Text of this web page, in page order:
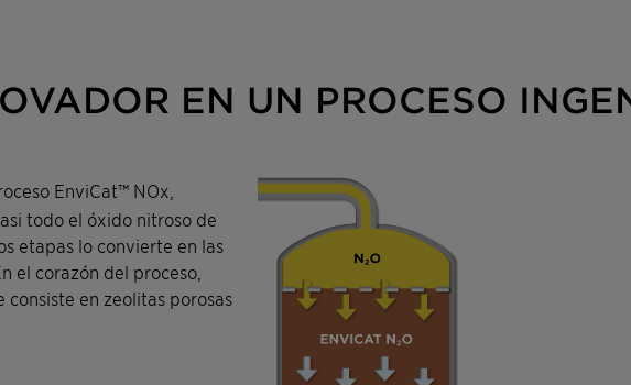
EN UN PROCESO
EnviCat™ NOx,
todo el óxido nitroso de
etapas lo convierte en las
el corazón del proceso,
consiste en zeolitas porosas